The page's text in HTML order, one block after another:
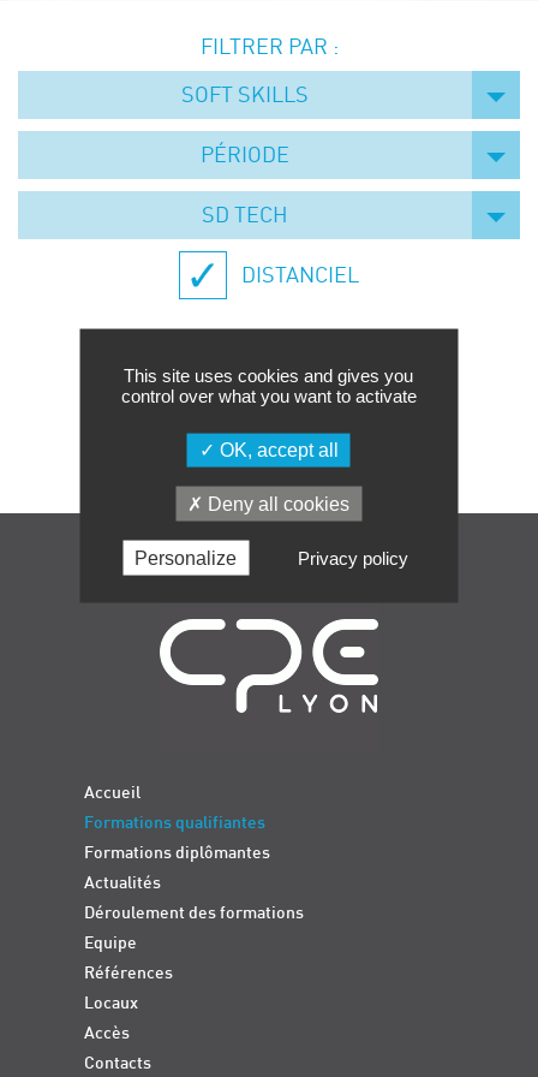
Symposium on Chain Transfer Catalysis for
sustainability – September 15 and 16, 2026
FRENCH-CHINESE CONFERENCE ON GREEN
Contacts
FILTRER PAR :
SOFT SKILLS
PÉRIODE
SD TECH
DISTANCIEL
Navigation
Accueil
Formations qualifiantes
Formations diplômantes
Actualités
Déroulement des formations
Equipe
Références
Locaux
Accès
Contacts
This site uses cookies and gives you
control over what you want to activate
OK, accept all
Deny all cookies
Personalize Privacy policy